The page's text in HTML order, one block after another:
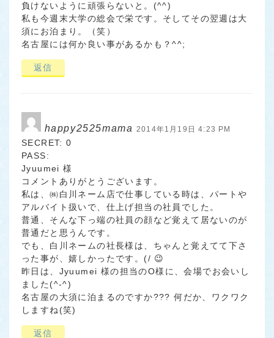
負けないように頑張らないと。(^^)
私も今週末大学の総会で栄です。そしてその翌週は大
須にお泊まり。（笑）
名古屋には何か良い事があるかも？^^;
返信
happy2525mama 2014年1月19日 4:23 PM
SECRET: 0
PASS:
Jyuumei 様
コメントありがとうございます。
私は、㈱白川ネーム店で仕事している時は、パートや
アルバイト扱いで、仕上げ担当の社員でした。
普通、そんな下っ端の社員の顔など覚えて居ないのが
普通だと思うんです。
でも、白川ネームの社長様は、ちゃんと覚えてて下さ
った事が、嬉しかったです。(/ 😉
昨日は、Jyuumei 様の担当のO様に、会場でお会いし
ました(^-^)
名古屋の大須に泊まるのですか??? 何だか、ワクワク
しますね(笑)
返信